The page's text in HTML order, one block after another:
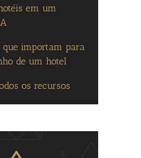
em um
que importam para
de um hotel
os recursos